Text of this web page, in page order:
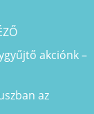
akciónk –
az